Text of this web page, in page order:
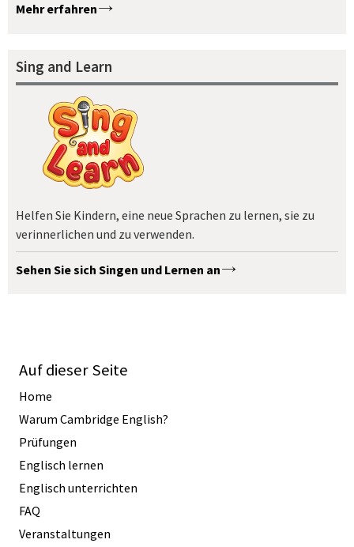
Mehr erfahren
Sing and Learn
Helfen Sie Kindern, eine neue Sprachen zu lernen, sie zu
verinnerlichen und zu verwenden.
Sehen Sie sich Singen und Lernen an
Auf dieser Seite
Home
Warum Cambridge English?
Prüfungen
Englisch lernen
Englisch unterrichten
FAQ
Veranstaltungen